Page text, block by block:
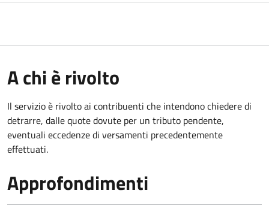
A chi è rivolto
Il servizio è rivolto ai contribuenti che intendono chiedere di
detrarre, dalle quote dovute per un tributo pendente,
eventuali eccedenze di versamenti precedentemente
effettuati.
Approfondimenti